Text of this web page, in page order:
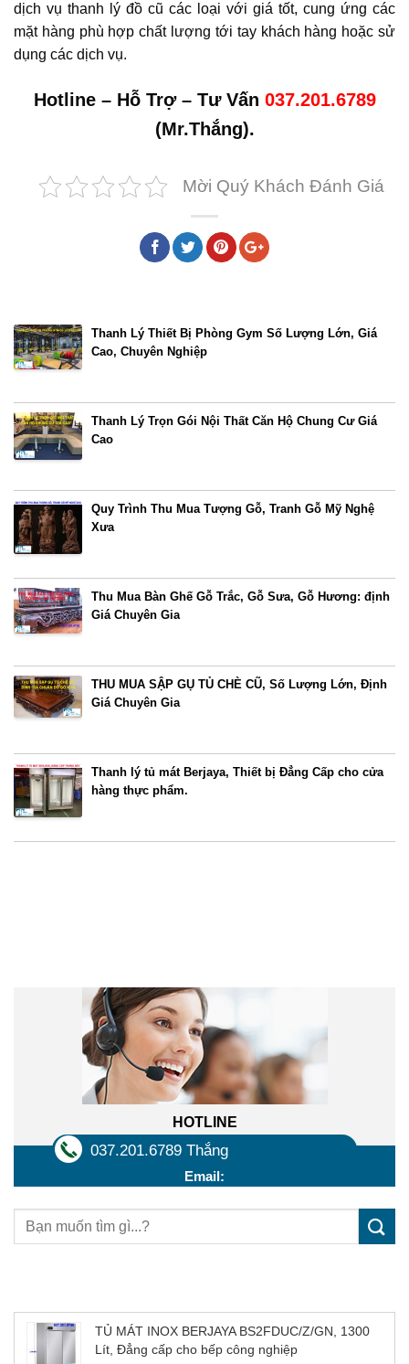
HOTLINE
037.201.6789 Thắng
Email:
TỦ MÁT INOX BERJAYA BS2FDUC/Z/GN, 1300
Lít, Đẳng cấp cho bếp công nghiệp
dịch vụ thanh lý đồ cũ các loại với giá tốt, cung ứng các
mặt hàng phù hợp chất lượng tới tay khách hàng hoặc sử
dụng các dịch vụ.
Hotline – Hỗ Trợ – Tư Vấn 037.201.6789
(Mr.Thắng).
Mời Quý Khách Đánh Giá
Thanh Lý Thiết Bị Phòng Gym Số Lượng Lớn, Giá
Cao, Chuyên Nghiệp
Thanh Lý Trọn Gói Nội Thất Căn Hộ Chung Cư Giá
Cao
Quy Trình Thu Mua Tượng Gỗ, Tranh Gỗ Mỹ Nghệ
Xưa
Thu Mua Bàn Ghế Gỗ Trắc, Gỗ Sưa, Gỗ Hương: định
Giá Chuyên Gia
THU MUA SẬP GỤ TỦ CHÈ CŨ, Số Lượng Lớn, Định
Giá Chuyên Gia
Thanh lý tủ mát Berjaya, Thiết bị Đẳng Cấp cho cửa
hàng thực phẩm.